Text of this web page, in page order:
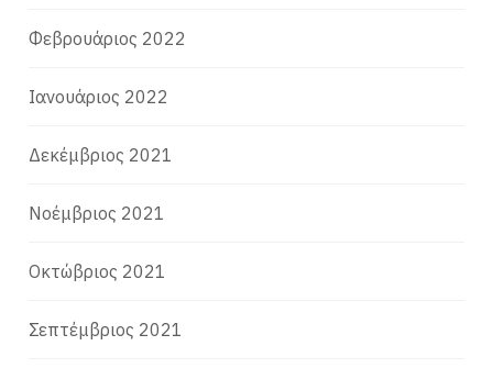
Φεβρουάριος 2022
Ιανουάριος 2022
Δεκέμβριος 2021
Νοέμβριος 2021
Οκτώβριος 2021
Σεπτέμβριος 2021